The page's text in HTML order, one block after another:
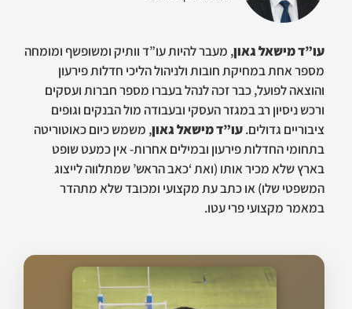
עו”ד מישאל גאון, מעבר להיות עו”ד וותיק ומשופשף ומומחה
מספר אחת במחיקת חובות ולניהול הליכי חדלות פירעון
והוצאה לפועל, כבר זכה לנהל בעברו מספר חברות ועסקים
ורכש ניסיון רב במגזר העסקי ובעבודה מול הבנקים וגופים
ציבוריים גדולים.עו”ד מישאל גאון, משמש כיום כאוטוריטה
בתחומי החדלות פירעון ובמילים אחרות- אין כמעט שופט
בארץ שלא מכיר אותו (ואת ‘כאב הראש’ שמתלווה לייצוג
המשפטי שלו) או כתב עת מקצועי ומכובד שלא מתהדר
במאמר מקצועי פרי עטו.